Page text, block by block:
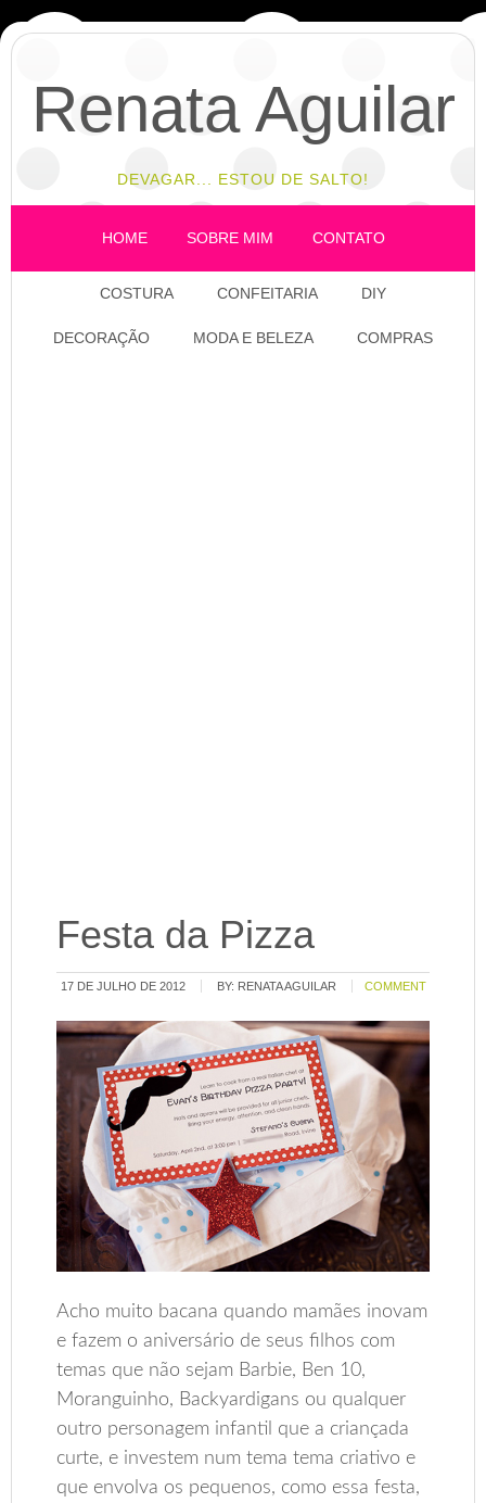
Renata Aguilar
DEVAGAR... ESTOU DE SALTO!
HOME SOBRE MIM CONTATO
COSTURA CONFEITARIA DIY
DECORAÇÃO MODA E BELEZA COMPRAS
Festa da Pizza
17 DE JULHO DE 2012 BY: RENATA AGUILAR COMMENT
Acho muito bacana quando mamães inovam
e fazem o aniversário de seus filhos com
temas que não sejam Barbie, Ben 10,
Moranguinho, Backyardigans ou qualquer
outro personagem infantil que a criançada
curte, e investem num tema tema criativo e
que envolva os pequenos, como essa festa,